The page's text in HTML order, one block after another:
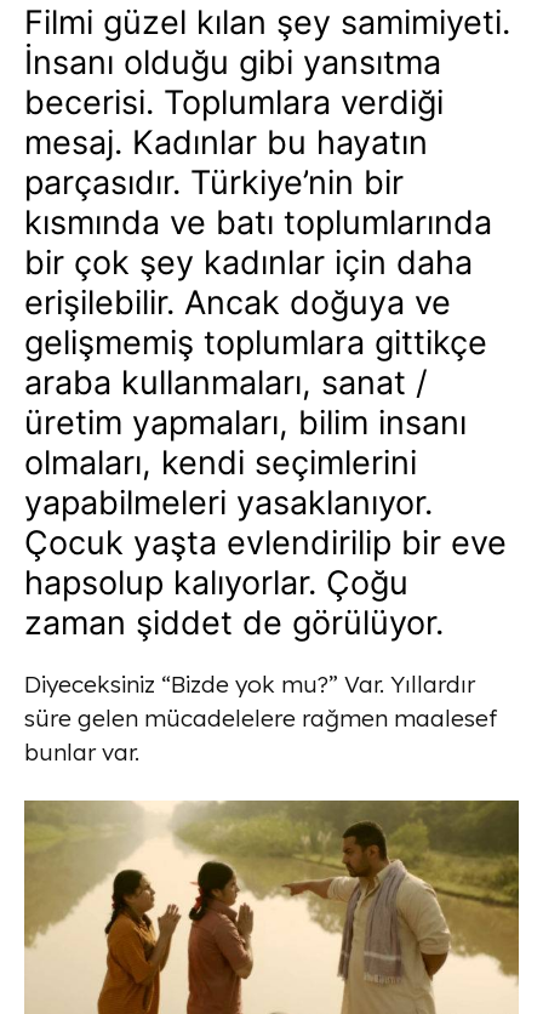
Filmi güzel kılan şey samimiyeti.
İnsanı olduğu gibi yansıtma
becerisi. Toplumlara verdiği
mesaj. Kadınlar bu hayatın
parçasıdır. Türkiye’nin bir
kısmında ve batı toplumlarında
bir çok şey kadınlar için daha
erişilebilir. Ancak doğuya ve
gelişmemiş toplumlara gittikçe
araba kullanmaları, sanat /
üretim yapmaları, bilim insanı
olmaları, kendi seçimlerini
yapabilmeleri yasaklanıyor.
Çocuk yaşta evlendirilip bir eve
hapsolup kalıyorlar. Çoğu
zaman şiddet de görülüyor.
Diyeceksiniz “Bizde yok mu?” Var. Yıllardır
süre gelen mücadelelere rağmen maalesef
bunlar var.